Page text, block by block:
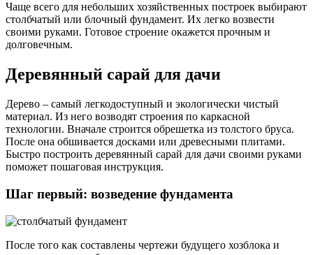
Чаще всего для небольших хозяйственных построек выбирают
столбчатый или блочный фундамент. Их легко возвести
своими руками. Готовое строение окажется прочным и
долговечным.
Деревянный сарай для дачи
Дерево – самый легкодоступный и экологически чистый
материал. Из него возводят строения по каркасной
технологии. Вначале строится обрешетка из толстого бруса.
После она обшивается досками или древесными плитами.
Быстро построить деревянный сарай для дачи своими руками
поможет пошаговая инструкция.
Шаг первый: возведение фундамента
После того как составлены чертежи будущего хозблока и